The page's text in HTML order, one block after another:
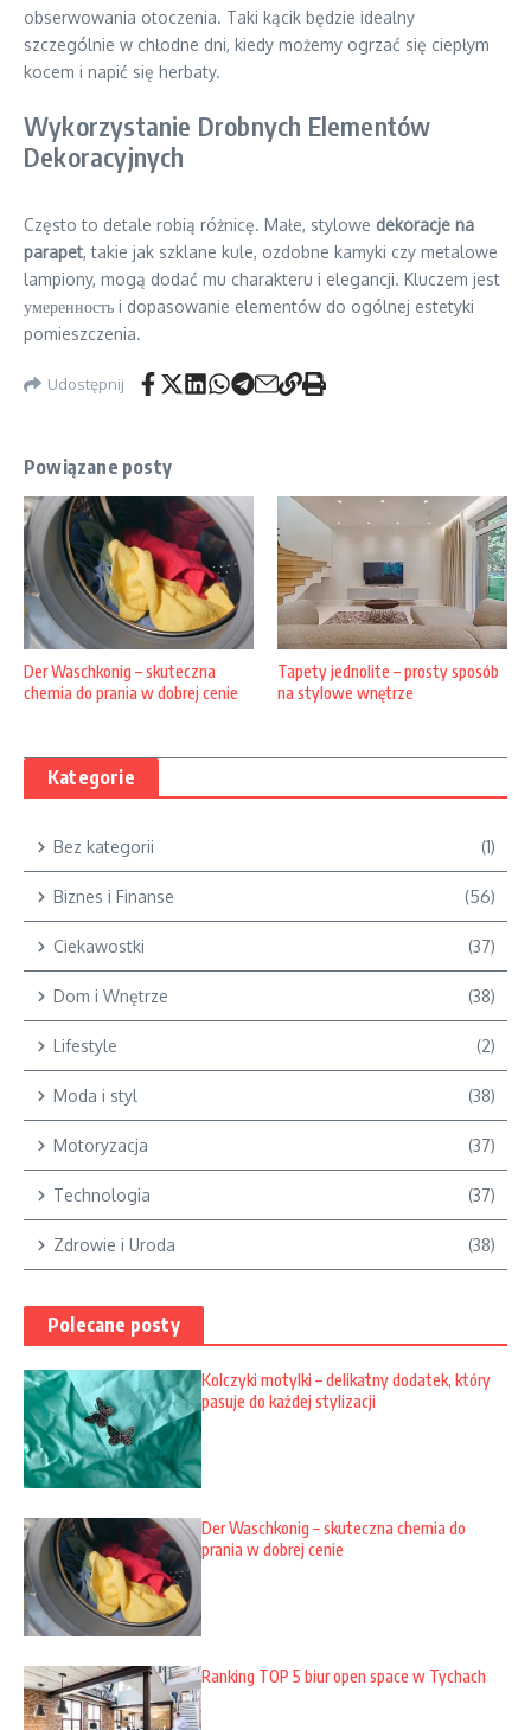
obserwowania otoczenia. Taki kącik będzie idealny
szczególnie w chłodne dni, kiedy możemy ogrzać się ciepłym
kocem i napić się herbaty.
Wykorzystanie Drobnych Elementów
Dekoracyjnych
Często to detale robią różnicę. Małe, stylowe dekoracje na
parapet, takie jak szklane kule, ozdobne kamyki czy metalowe
lampiony, mogą dodać mu charakteru i elegancji. Kluczem jest
умеренность i dopasowanie elementów do ogólnej estetyki
pomieszczenia.
Udostępnij
Powiązane posty
Der Waschkonig – skuteczna
chemia do prania w dobrej cenie
Tapety jednolite – prosty sposób
na stylowe wnętrze
Kategorie
Bez kategorii (1)
Biznes i Finanse (56)
Ciekawostki (37)
Dom i Wnętrze (38)
Lifestyle (2)
Moda i styl (38)
Motoryzacja (37)
Technologia (37)
Zdrowie i Uroda (38)
Polecane posty
Kolczyki motylki – delikatny dodatek, który
pasuje do każdej stylizacji
Der Waschkonig – skuteczna chemia do
prania w dobrej cenie
Ranking TOP 5 biur open space w Tychach